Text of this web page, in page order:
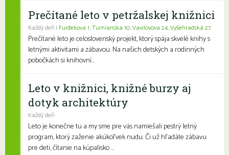
Prečítané leto v petržalskej knižnici
Každý deň | Furdekova 1,Turnianska 10,Vavilovova 24,Vyšehradská 27
Prečítané leto je celoslovenský projekt, ktorý spája skvelé knihy s
letnými aktivitami a zábavou. Na našich detských a rodinných
pobočkách si knihovní...
Leto v knižnici, knižné burzy aj
dotyk architektúry
Každý deň
Leto je konečne tu a my sme pre vás namiešali pestrý letný
program, ktorý zaženie akúkoľvek nudu. Či už hľadáte zábavu
pre deti, čítanie na kúpalisko ...